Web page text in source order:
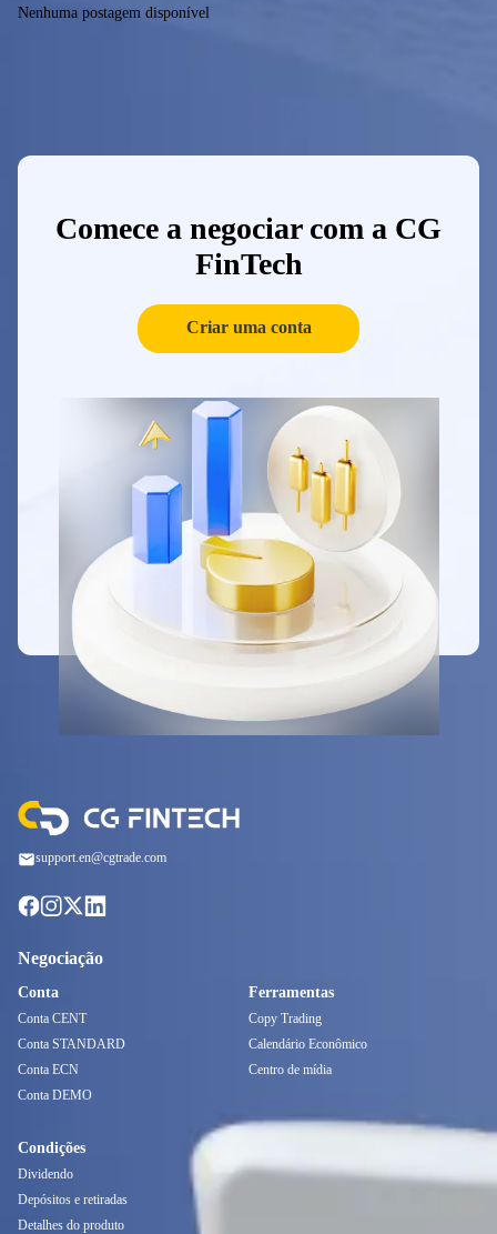
Nenhuma postagem disponível
Comece a negociar com a CG
FinTech
Criar uma conta
support.en@cgtrade.com
Negociação
Conta
Conta CENT
Conta STANDARD
Conta ECN
Conta DEMO
Condições
Dividendo
Depósitos e retiradas
Detalhes do produto
Ferramentas
Copy Trading
Calendário Econômico
Centro de mídia